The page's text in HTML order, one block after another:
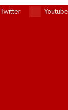
Twitter Youtube